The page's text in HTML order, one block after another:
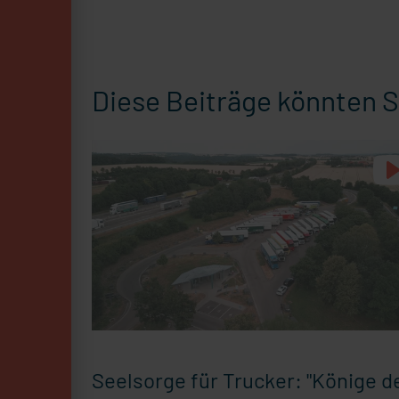
Diese Beiträge könnten
Seelsorge für Trucker: "Könige